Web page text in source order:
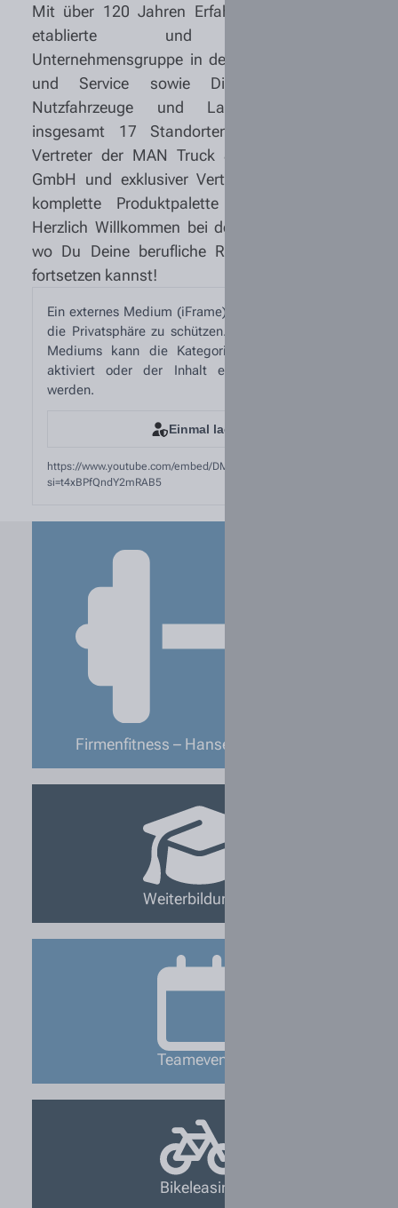
Mit über 120 Jahren Erfahrung sind wir eine
etablierte und leistungsstarke
Unternehmensgruppe in den Bereichen Handel
und Service sowie Dienstleistungen für
Nutzfahrzeuge und Landmaschinen. An
insgesamt 17 Standorten sind wir stolzer
Vertreter der MAN Truck & Bus Deutschland
GmbH und exklusiver Vertriebspartner für die
komplette Produktpalette von John Deere.
Herzlich Willkommen bei der Tiemann Gruppe,
wo Du Deine berufliche Reise beginnen oder
fortsetzen kannst!
Ein externes Medium (iFrame) wurde blockiert, um
die Privatsphäre zu schützen. Zum Abspielen des
Mediums kann die Kategorie „Externe Medien“
aktiviert oder der Inhalt einmalig freigegeben
werden.
Einmal laden
https://www.youtube.com/embed/DMSzOpGEeFs?
si=t4xBPfQndY2mRAB5
Firmenfitness – Hansefit & Wellpass
Weiterbildungen
Teamevents
Bikeleasing